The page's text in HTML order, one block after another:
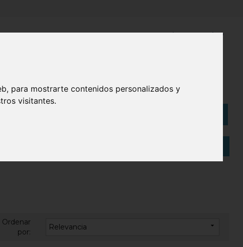
para mostrarte contenidos personalizados y
visitantes.
¿Necesitas ayuda?
Ordenar
por:
Relevancia 